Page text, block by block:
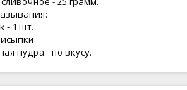
- 1 шт.
пудра - по вкусу.